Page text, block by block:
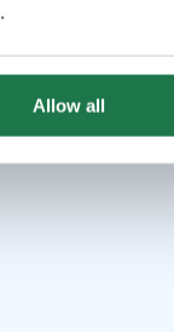
.
Allow all